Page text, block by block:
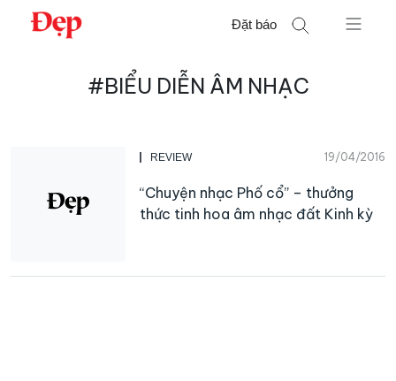
Chuyển
Đặt báo
#BIỂU DIỄN ÂM NHẠC
REVIEW 19/04/2016
“Chuyện nhạc Phố cổ” – thưởng
thức tinh hoa âm nhạc đất Kinh kỳ